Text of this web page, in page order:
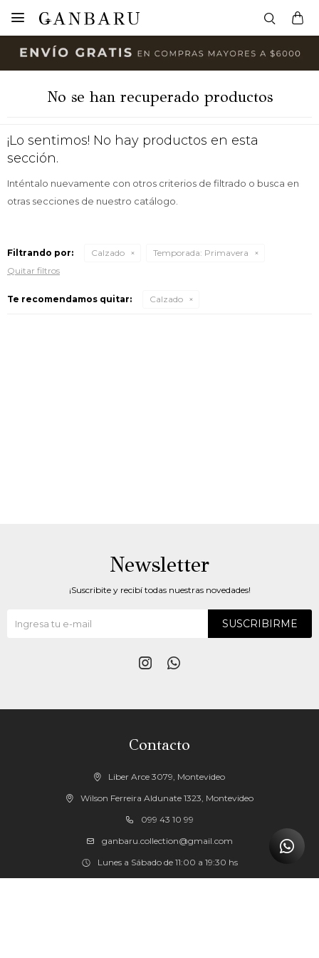

No se han recuperado productos
¡Lo sentimos! No hay productos en esta
sección.
Inténtalo nuevamente con otros criterios de filtrado o busca en
otras secciones de nuestro catálogo.
Filtrando por: Calzado Temporada: Primavera
Quitar filtros
Te recomendamos quitar: Calzado
Contacto
Liber Arce 3079, Montevideo
Wilson Ferreira Aldunate 1323, Montevideo
099 43 10 99
ganbaru.collection@gmail.com
Lunes a Sábado de 11:00 a 19:30 hs
Newsletter
¡Suscribite y recibí todas nuestras novedades!
SUSCRIBIRME
 